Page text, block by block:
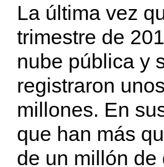
La última vez
trimestre de
nube pública y
registraron
millones. En
que han más
de un millón